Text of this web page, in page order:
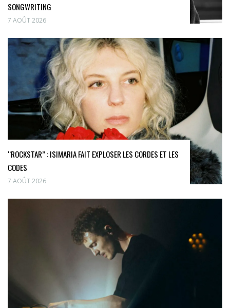
SONGWRITING
7 AOÛT 2026
“ROCKSTAR” : ISIMARIA FAIT EXPLOSER LES CORDES ET LES
CODES
7 AOÛT 2026